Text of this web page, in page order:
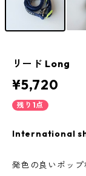
リード Long
¥5,720
残り1点
International
発色の良いポッ